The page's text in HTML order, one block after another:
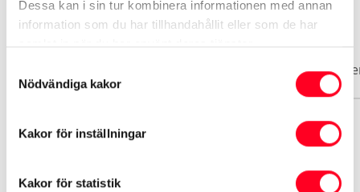
Dessa kan i sin tur kombinera informationen med annan
information som du har tillhandahållit eller som de har
samlat in när du har använt deras tjänster.
Nödvändiga kakor
Kakor för inställningar
Kakor för statistik
Biluppgifter
Exteriör
Märke